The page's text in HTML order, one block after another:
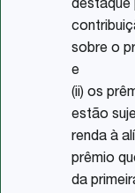
destaque
sobre o
e
(ii) os
estão
renda à
prêmio
da